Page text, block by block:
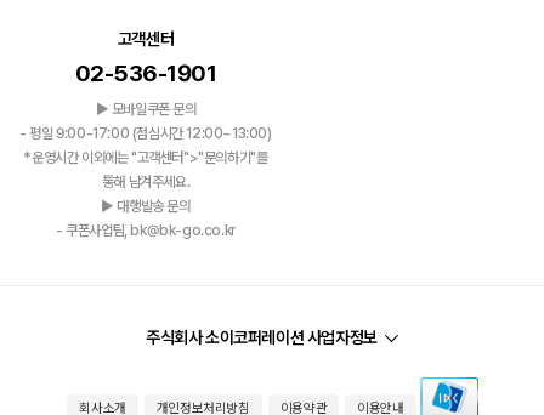
고객센터
02-536-1901
▶ 모바일쿠폰 문의
- 평일 9:00-17:00 (점심시간 12:00~13:00)
*운영시간 이외에는 "고객센터">"문의하기"를
통해 남겨주세요.
▶ 대행발송 문의
- 쿠폰사업팀, bk@bk-go.co.kr
주식회사 소이코퍼레이션 사업자정보
회사소개 개인정보처리방침 이용약관 이용안내